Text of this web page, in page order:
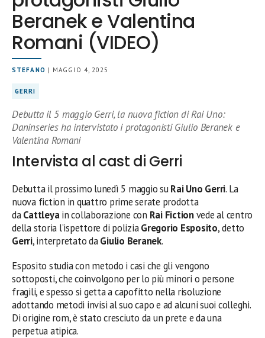
Beranek e Valentina
Romani (VIDEO)
STEFANO | MAGGIO 4, 2025
GERRI
Debutta il 5 maggio Gerri, la nuova fiction di Rai Uno:
Daninseries ha intervistato i protagonisti Giulio Beranek e
Valentina Romani
Intervista al cast di Gerri
Debutta il prossimo lunedì 5 maggio suRai Uno Gerri. La
nuova fiction in quattro prime serate prodotta
daCattleyain collaborazione con Rai Fictionvede al centro
della storia l’ispettore di poliziaGregorio Esposito, detto
Gerri, interpretato daGiulio Beranek.
Esposito studia con metodo i casi che gli vengono
sottoposti, che coinvolgono per lo più minori o persone
fragili, e spesso si getta a capofitto nella risoluzione
adottando metodi invisi al suo capo e ad alcuni suoi colleghi.
Di origine rom, è stato cresciuto da un prete e da una
perpetua atipica.